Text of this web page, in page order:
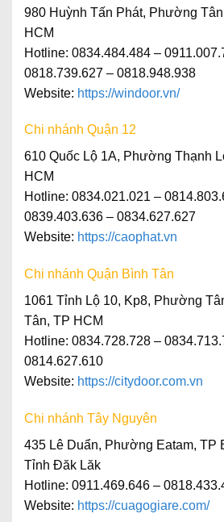
980 Huỳnh Tấn Phát, Phường
HCM
Hotline: 0834.484.484 –
0818.739.627 – 0818.948.938
Website: https://windoor.vn/
Chi nhánh Quận 12
610 Quốc Lộ 1A, Phường Thạnh
HCM
Hotline: 0834.021.021 –
0839.403.636 – 0834.627.627
Website: https://caophat.vn
Chi nhánh Quận Bình Tân
1061 Tỉnh Lộ 10, Kp8, Phường
Tân, TP HCM
Hotline: 0834.728.728 –
0814.627.610
Website: https://citydoor.com.vn
Chi nhánh Tây Nguyên
435 Lê Duẩn, Phường Eatam, TP
Tỉnh Đăk Lăk
Hotline: 0911.469.646 –
Website: https://cuagogiare.com/